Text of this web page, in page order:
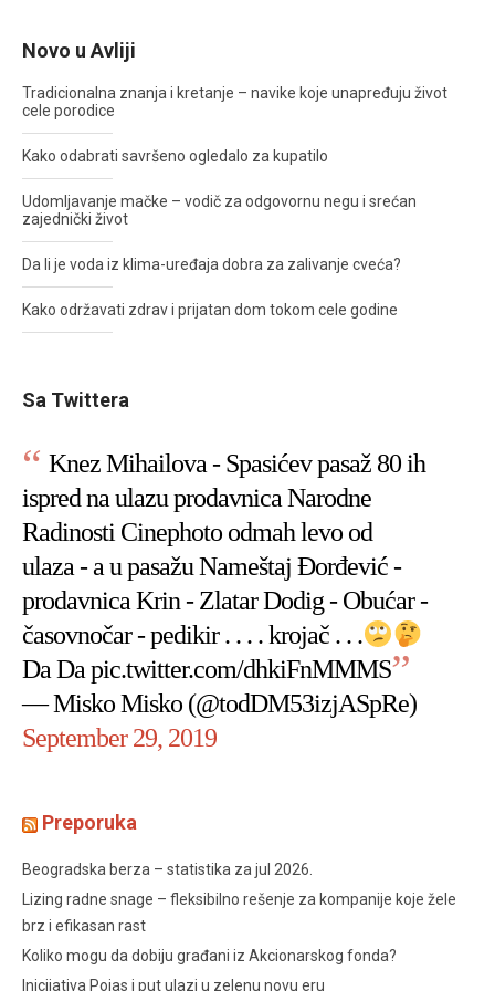
Novo u Avliji
Tradicionalna znanja i kretanje – navike koje unapređuju život
cele porodice
Kako odabrati savršeno ogledalo za kupatilo
Udomljavanje mačke – vodič za odgovornu negu i srećan
zajednički život
Da li je voda iz klima-uređaja dobra za zalivanje cveća?
Kako održavati zdrav i prijatan dom tokom cele godine
Sa Twittera
Knez Mihailova - Spasićev pasaž 80 ih
ispred na ulazu prodavnica Narodne
Radinosti Cinephoto odmah levo od
ulaza - a u pasažu Nameštaj Đorđević -
prodavnica Krin - Zlatar Dodig - Obućar -
časovnočar - pedikir . . . . krojač . . .
Da Dapic.twitter.com/dhkiFnMMMS
— Misko Misko (@todDM53izjASpRe)
September 29, 2019
Preporuka
Beogradska berza – statistika za jul 2026.
Lizing radne snage – fleksibilno rešenje za kompanije koje žele
brz i efikasan rast
Koliko mogu da dobiju građani iz Akcionarskog fonda?
Inicijativa Pojas i put ulazi u zelenu novu eru